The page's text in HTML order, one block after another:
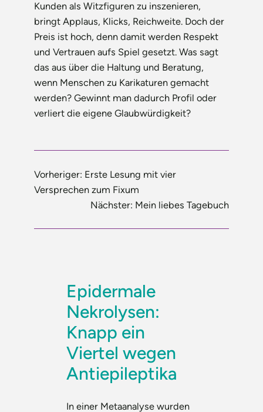
Kunden als Witzfiguren zu inszenieren,
bringt Applaus, Klicks, Reichweite. Doch der
Preis ist hoch, denn damit werden Respekt
und Vertrauen aufs Spiel gesetzt. Was sagt
das aus über die Haltung und Beratung,
wenn Menschen zu Karikaturen gemacht
werden? Gewinnt man dadurch Profil oder
verliert die eigene Glaubwürdigkeit?
Vorheriger: Erste Lesung mit vier
Versprechen zum Fixum
Nächster: Mein liebes Tagebuch
Epidermale
Nekrolysen:
Knapp ein
Viertel wegen
Antiepileptika
In einer Metaanalyse wurden